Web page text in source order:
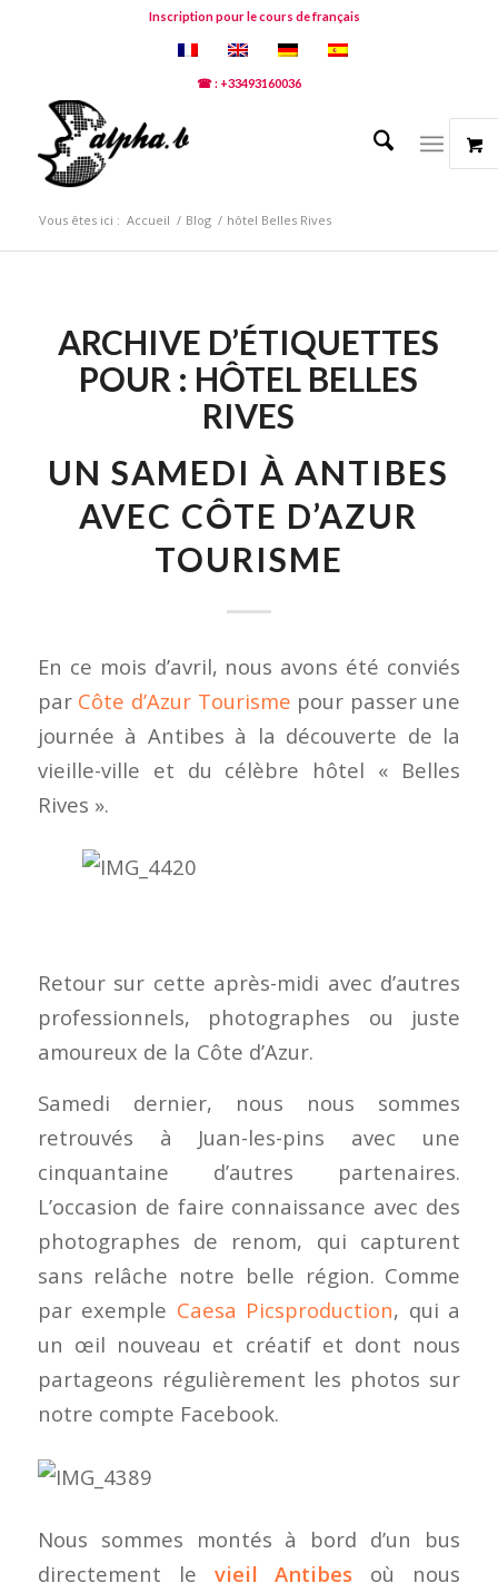
Inscription pour le cours de français
☎ : +33493160036
Vous êtes ici : Accueil / Blog / hôtel Belles Rives
ARCHIVE D’ÉTIQUETTES
POUR : HÔTEL BELLES
RIVES
UN SAMEDI À ANTIBES
AVEC CÔTE D’AZUR
TOURISME
En ce mois d’avril, nous avons été conviés
par Côte d’Azur Tourisme pour passer une
journée à Antibes à la découverte de la
vieille-ville et du célèbre hôtel « Belles
Rives ».
Retour sur cette après-midi avec d’autres
professionnels, photographes ou juste
amoureux de la Côte d’Azur.
Samedi dernier, nous nous sommes
retrouvés à Juan-les-pins avec une
cinquantaine d’autres partenaires.
L’occasion de faire connaissance avec des
photographes de renom, qui capturent
sans relâche notre belle région. Comme
par exemple Caesa Picsproduction, qui a
un œil nouveau et créatif et dont nous
partageons régulièrement les photos sur
notre compte Facebook.
Nous sommes montés à bord d’un bus
directement le vieil Antibes où nous